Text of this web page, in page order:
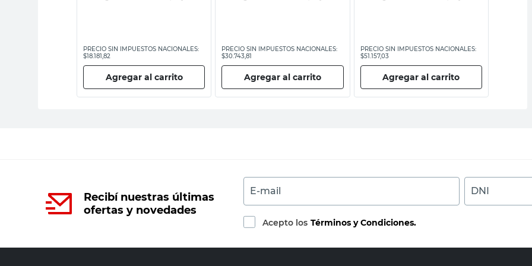
PRECIO SIN IMPUESTOS NACIONALES:
$18.181,82
Agregar al carrito
PRECIO SIN IMPUESTOS NACIONALES:
$30.743,81
Agregar al carrito
PRECIO SIN IMPUESTOS NACIONALES:
$51.157,03
Agregar al carrito
Recibí nuestras últimas
ofertas y novedades
E-mail DNI
Acepto los Términos y Condiciones.